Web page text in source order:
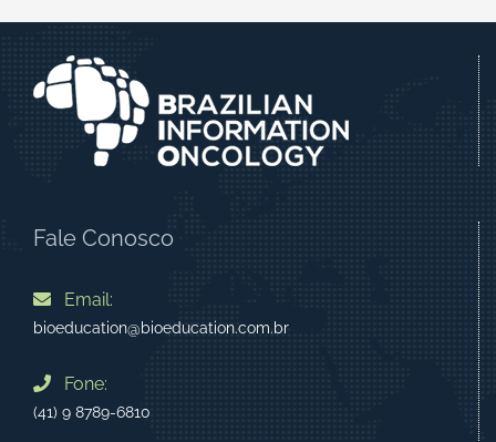
Fale Conosco
Email:
bioeducation@bioeducation.com.br
Fone:
(41) 9 8789-6810